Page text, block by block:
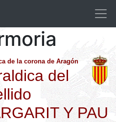
de la corona de Aragón
del
Y PAU